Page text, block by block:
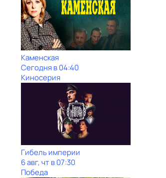
Каменская
Сегодня в 04:40
Киносерия
Гибель империи
6 авг, чт в 07:30
Победа